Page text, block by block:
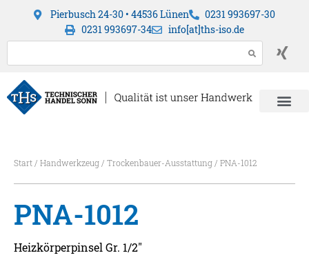
Pierbusch 24-30 • 44536 Lünen
0231 993697-30
0231 993697-34
info[at]ths-iso.de
Start/ Handwerkzeug/ Trockenbauer-Ausstattung/ PNA-1012
PNA-1012
Heizkörperpinsel Gr. 1/2″